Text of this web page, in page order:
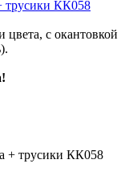
трусики КК058
цвета, с окантовкой